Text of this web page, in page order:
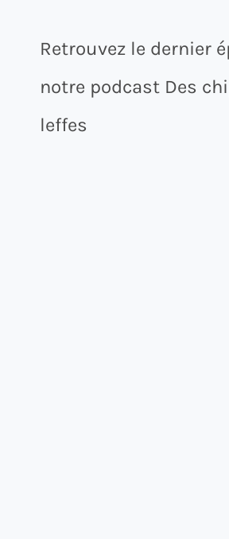
Retrouvez le dernier
notre podcast Des
leffes